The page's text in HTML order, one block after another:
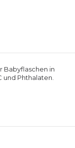
Babyflaschen in
und Phthalaten.